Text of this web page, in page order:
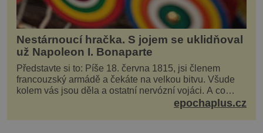
Nestárnoucí hračka. S jojem se uklidňoval
už Napoleon I. Bonaparte
Představte si to: Píše 18. června 1815, jsi členem
francouzský armádě a čekáte na velkou bitvu. Všude
kolem vás jsou děla a ostatní nervózní vojáci. A co
děláte vy? Hrajete si… s jojem! Zdá se v...epochaplus.cz